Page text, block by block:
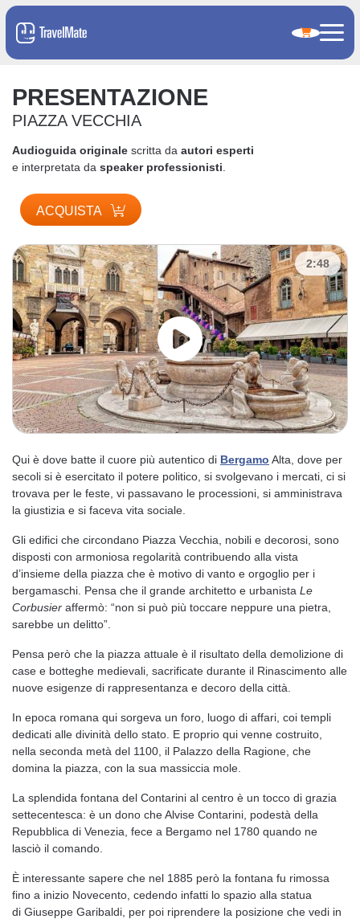
PRESENTAZIONE
PIAZZA VECCHIA
Audioguida originale scritta da autori esperti
e interpretata da speaker professionisti
ACQUISTA
2:48
Qui è dove batte il cuore più autentico di Bergamo Alta, dove per
secoli si è esercitato il potere politico, si svolgevano i mercati, ci si
trovava per le feste, vi passavano le processioni, si amministrava
la giustizia e si faceva vita sociale.
Gli edifici che circondano Piazza Vecchia, nobili e decorosi, sono
disposti con armoniosa regolarità contribuendo alla vista
d’insieme della piazza che è motivo di vanto e orgoglio per i
bergamaschi. Pensa che il grande architetto e urbanista Le
Corbusier affermò: “non si può più toccare neppure una pietra,
sarebbe un delitto”.
Pensa però che la piazza attuale è il risultato della demolizione di
case e botteghe medievali, sacrificate durante il Rinascimento alle
nuove esigenze di rappresentanza e decoro della città.
In epoca romana qui sorgeva un foro, luogo di affari, coi templi
dedicati alle divinità dello stato. E proprio qui venne costruito,
nella seconda metà del 1100, il Palazzo della Ragione, che
domina la piazza, con la sua massiccia mole.
La splendida fontana del Contarini al centro è un tocco di grazia
settecentesca: è un dono che Alvise Contarini, podestà della
Repubblica di Venezia, fece a Bergamo nel 1780 quando ne
lasciò il comando.
È interessante sapere che nel 1885 però la fontana fu rimossa
fino a inizio Novecento, cedendo infatti lo spazio alla statua
di Giuseppe Garibaldi, per poi riprendere la posizione che vedi in